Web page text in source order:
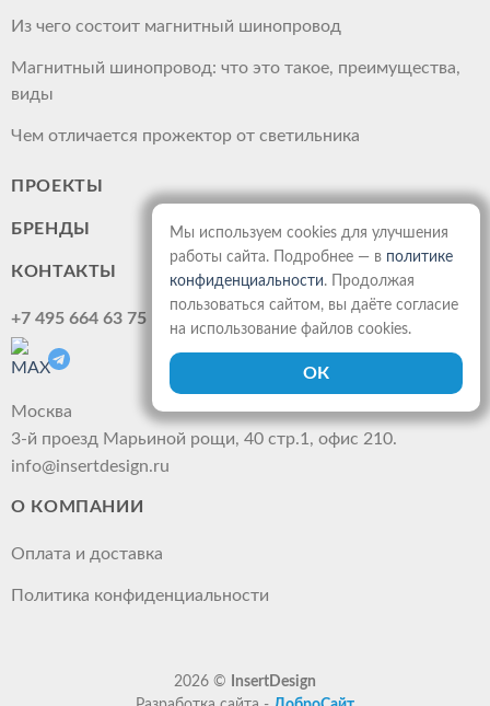
Из чего состоит магнитный шинопровод
Магнитный шинопровод: что это такое, преимущества,
виды
Чем отличается прожектор от светильника
ПРОЕКТЫ
БРЕНДЫ
КОНТАКТЫ
+7 495 664 63 75
Москва
3-й проезд Марьиной рощи, 40 стр.1, офис 210.
info@insertdesign.ru
О КОМПАНИИ
Оплата и доставка
Политика конфиденциальности
2026 ©
InsertDesign
Мы используем cookies для улучшения
работы сайта. Подробнее — в политике
конфиденциальности. Продолжая
пользоваться сайтом, вы даёте согласие
на использование файлов cookies.